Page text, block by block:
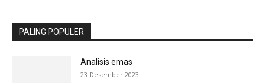
PALING POPULER
Analisis emas
23 Desember 2023